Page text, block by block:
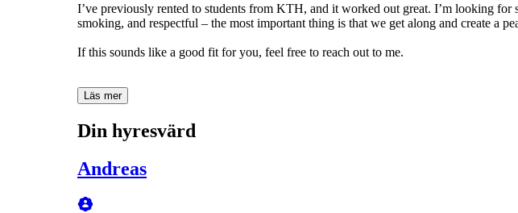
I’ve previously rented to students from KTH, and it worked out great. I’m looking for
smoking, and respectful – the most important thing is that we get along and create a
If this sounds like a good fit for you, feel free to reach out to me.
Läs mer
Din hyresvärd
Andreas